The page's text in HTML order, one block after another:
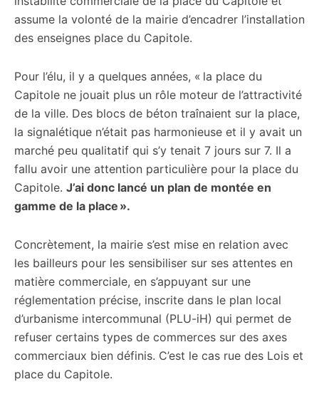
assume la volonté de la mairie d’encadrer l’installation
des enseignes place du Capitole.
Pour l’élu, il y a quelques années, « la place du
Capitole ne jouait plus un rôle moteur de l’attractivité
de la ville. Des blocs de béton traînaient sur la place,
la signalétique n’était pas harmonieuse et il y avait un
marché peu qualitatif qui s’y tenait 7 jours sur 7. Il a
fallu avoir une attention particulière pour la place du
Capitole. J’ai donc lancé un plan de montée en
gamme de la place ».
Concrètement, la mairie s’est mise en relation avec
les bailleurs pour les sensibiliser sur ses attentes en
matière commerciale, en s’appuyant sur une
réglementation précise, inscrite dans le plan local
d’urbanisme intercommunal (PLU-iH) qui permet de
refuser certains types de commerces sur des axes
commerciaux bien définis. C’est le cas rue des Lois et
place du Capitole.